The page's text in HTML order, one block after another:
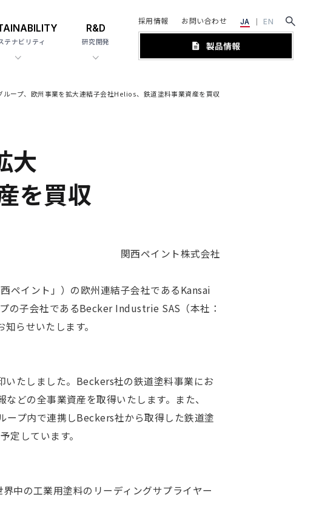
テナビリティ
R&D
研究開発
採用情報 お問い合わせ JA EN
大
を買収
関西ペイント株式会社
ペイント」）の欧州連結子会社であるKansai
の子会社であるBecker Industrie SAS（本社：
らせいたします。
たしました。Beckers社の鉄道塗料事業にお
どの全事業資産を取得いたします。また、
プ内で連携しBeckers社から取得した鉄道塗
しています。
中の工業用塗料のリーディングサプライヤー
ループ、欧州事業を拡大連結子会社Helios、鉄道塗料事業資産を買収